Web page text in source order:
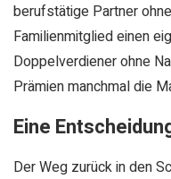
berufstätige Partner
Familienmitglied einen
Doppelverdiener ohne
Prämien manchmal die
Eine
Der Weg zurück in den